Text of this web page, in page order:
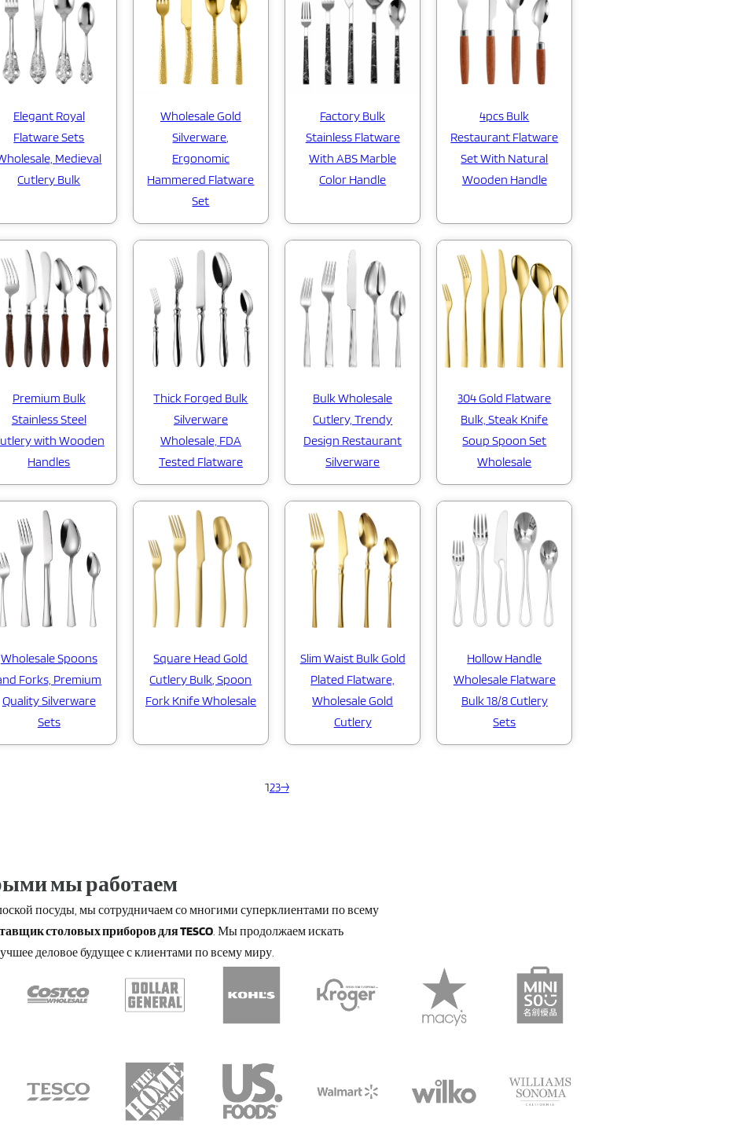
Elegant Royal
Flatware Sets
Medieval
Cutlery Bulk
Wholesale Gold
Silverware,
Ergonomic
Hammered Flatware
Set
Factory Bulk
Stainless Flatware
With ABS Marble
Color Handle
4pcs Bulk
Restaurant Flatware
Set With Natural
Wooden Handle
Premium Bulk
Stainless Steel
with Wooden
Handles
Thick Forged Bulk
Silverware
Wholesale, FDA
Tested Flatware
Bulk Wholesale
Cutlery, Trendy
Design Restaurant
Silverware
304 Gold Flatware
Bulk, Steak Knife
Soup Spoon Set
Wholesale
Wholesale Spoons
Forks, Premium
Quality Silverware
Sets
Square Head Gold
Cutlery Bulk, Spoon
Fork Knife Wholesale
Slim Waist Bulk Gold
Plated Flatware,
Wholesale Gold
Cutlery
Hollow Handle
Wholesale Flatware
Bulk 18/8 Cutlery
Sets
123→
мы работаем
посуды, мы сотрудничаем со многими суперклиентами по всему
столовых приборов для TESCO. Мы продолжаем искать
деловое будущее с клиентами по всему миру.